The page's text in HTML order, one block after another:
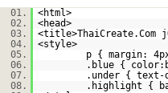
01.
<html>
02.
<head>
03.
04.
<style>
05.
p { margin:
06.
.blue {
07.
.under { text-
08.
.highlight {